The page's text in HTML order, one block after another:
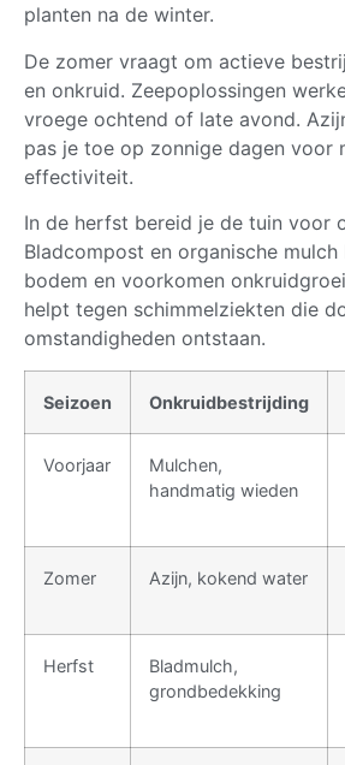
planten na de winter.
De zomer vraagt om actieve
en onkruid. Zeepoplossingen
vroege ochtend of late avond.
pas je toe op zonnige dagen voor
effectiviteit.
In de herfst bereid je de tuin voor
Bladcompost en organische mulch
bodem en voorkomen
helpt tegen schimmelziekten die
omstandigheden ontstaan.
Seizoen Onkruidbestrijding
Voorjaar
Mulchen,
handmatig wieden
Zomer Azijn, kokend water
Herfst
Bladmulch,
grondbedekking